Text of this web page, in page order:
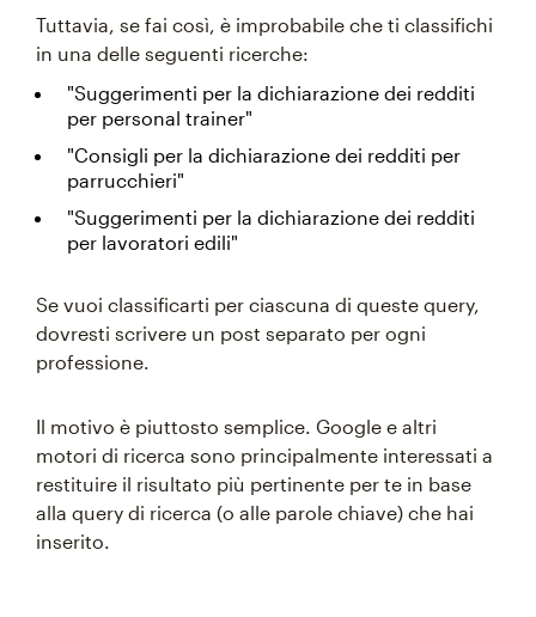
Tuttavia, se fai così, è improbabile che ti classifichi
in una delle seguenti ricerche:
"Suggerimenti per la dichiarazione dei redditi
per personal trainer"
"Consigli per la dichiarazione dei redditi per
parrucchieri"
"Suggerimenti per la dichiarazione dei redditi
per lavoratori edili"
Se vuoi classificarti per ciascuna di queste query,
dovresti scrivere un post separato per ogni
professione.
Il motivo è piuttosto semplice. Google e altri
motori di ricerca sono principalmente interessati a
restituire il risultato più pertinente per te in base
alla query di ricerca (o alle parole chiave) che hai
inserito.